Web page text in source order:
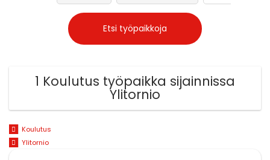
1 Koulutus työpaikka sijainnissa
Ylitornio
Koulutus
Ylitornio